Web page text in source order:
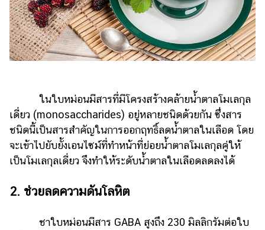
แต่งงาน
แม่
และ
เด็ก
Infographic
บริการ
กระปุก
ออนไลน์
ในใบหม่อนมีสารที่มีโครงสร้างคล้ายน้ำตาลโมเลกุล
เดี่ยว (monosaccharides) อยู่หลายชนิดด้วยกัน ซึ่งสาร
ชนิดนี้เป็นสารสำคัญในการออกฤทธิ์ลดน้ำตาลในเลือด โดย
จะเข้าไปยับยั้งเอนไซม์ที่ทำหน้าที่ย่อยน้ำตาลโมเลกุลคู่ให้
เป็นโมเลกุลเดี่ยว จึงทำให้ระดับน้ำตาลในเลือดลดลงได้
2. ช่วยลดความดันโลหิต
ชาใบหม่อนมีสาร GABA สูงถึง 230 มิลลิกรัมต่อใบ